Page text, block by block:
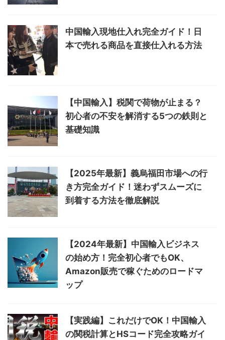
中国輸入現地仕入れ完全ガイド！日
本で売れる商品を直接仕入れる方法
【中国輸入】税関で荷物が止まる？
初心者の不安を解消する5つの鉄則と
基礎知識
【2025年最新】義烏福田市場への行
き方完全ガイド！迷わずスムーズに
到着する方法を徹底解説
【2024年最新】中国輸入ビジネス
の始め方！完全初心者でもOK、
Amazon販売で稼ぐためのロードマ
ップ
【実践編】これだけでOK！中国輸入
の関税計算とHSコード完全攻略ガイ